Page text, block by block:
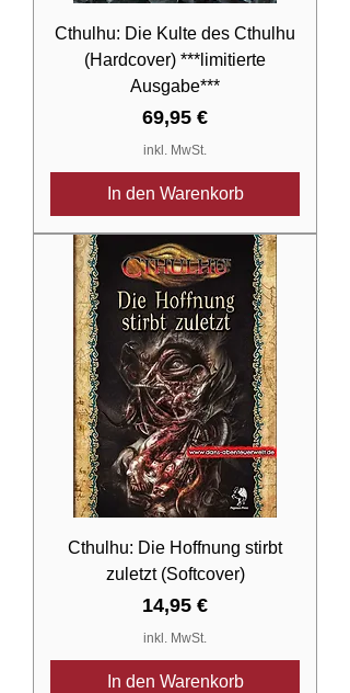
Cthulhu: Die Kulte des Cthulhu
(Hardcover) ***limitierte
Ausgabe***
Preis
69,95 €
inkl. MwSt.
In den Warenkorb
Cthulhu: Die Hoffnung stirbt
zuletzt (Softcover)
Preis
14,95 €
inkl. MwSt.
In den Warenkorb